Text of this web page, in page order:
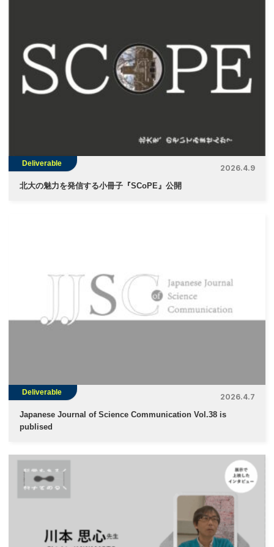
ー
シ
ョ
Deliverable
2026.4.9
北大の魅力を発信する小冊子『SCoPE』公開
Deliverable
2026.4.7
Japanese Journal of Science Communication Vol.38 is
publised